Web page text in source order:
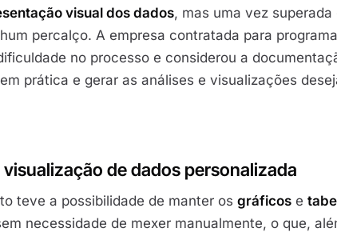
visual dos dados, mas uma vez superada
percalço. A empresa contratada para
no processo e considerou a
prática e gerar as análises e visualizações
de dados personalizada
teve a possibilidade de manter os gráficos e
necessidade de mexer manualmente, o que,